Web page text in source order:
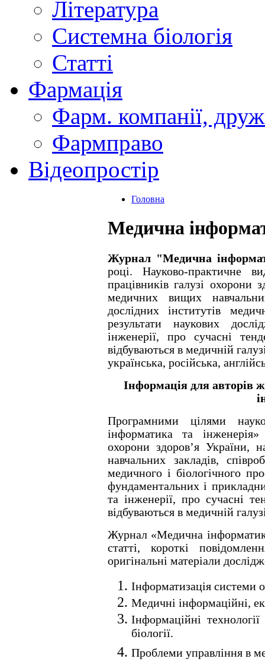
Література
Системна біологія
Статті
Фармація
Фарм. компанії,
Фармправо
Відеопростір
Головна
Медична
Журнал "Медична
роцi. Науково-практичне
працiвникiв галузi охорони
медичних вищих
дослiдних iнститутiв
результати наукових
iнженерiї, про сучаснi
вiдбуваються в медичнiй
українська, росiйська,
Інформація для авторів
Програмними цілями
інформатика та
охорони здоров’я України,
навчальних закладів,
медичного і біологічного
фундаментальних і
та інженерії, про сучасні
відбуваються в медичній
Журнал «Медична
статті, короткі
оригінальні матеріали
Інформатизація системи
Медичні інформаційні,
Інформаційні
біології.
Проблеми управління в